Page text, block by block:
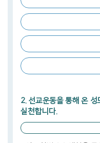
2. 선교운동을 통해 온
실천합니다.